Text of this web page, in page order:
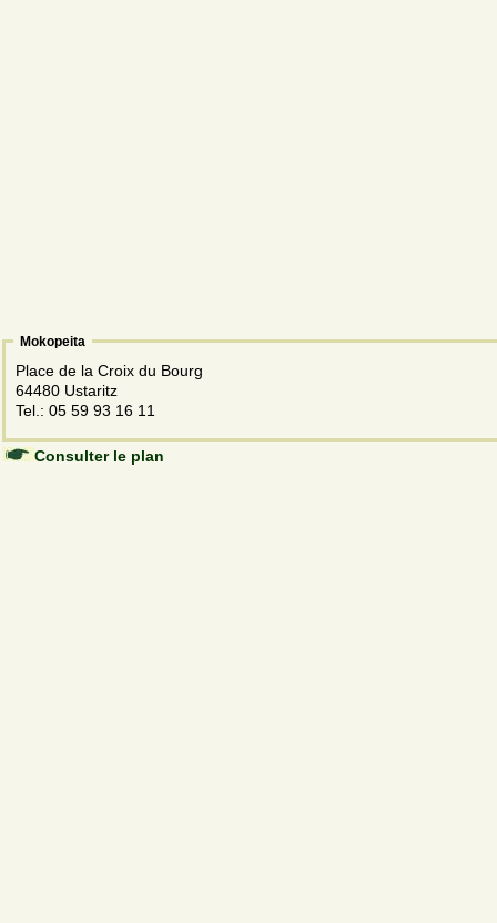
Mokopeita
Place de la Croix du Bourg
64480 Ustaritz
Tel.: 05 59 93 16 11
Consulter le plan